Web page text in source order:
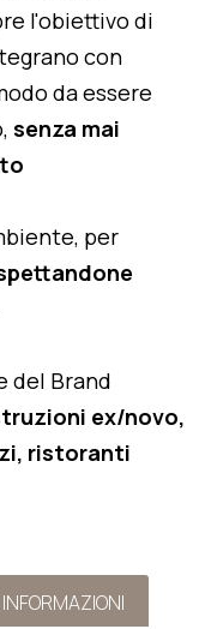
l'obiettivo di
con
da essere
senza mai
per
del Brand
ex/novo,
ristoranti